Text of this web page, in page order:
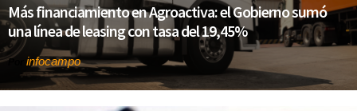
Más financiamiento en Agroactiva: el Gobierno sumó
una línea de leasing con tasa del 19,45%
Por infocampo